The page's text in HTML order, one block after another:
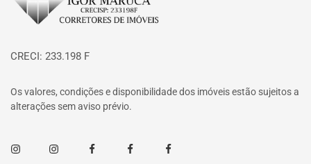
CRECI: 233.198 F
Os valores, condições e disponibilidade dos imóveis estão sujeitos a
alterações sem aviso prévio.
InstagramInstagramFacebookFacebookFacebook